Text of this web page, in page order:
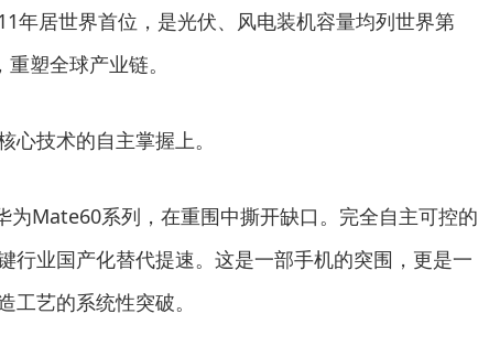
居世界首位，是光伏、风电装机容量均列世界第
塑全球产业链。
技术的自主掌握上。
Mate60系列，在重围中撕开缺口。完全自主可控的
行业国产化替代提速。这是一部手机的突围，更是一
工艺的系统性突破。